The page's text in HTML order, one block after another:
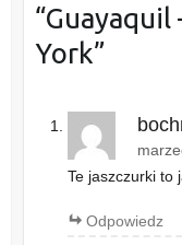
“Guayaquil
York”
Te jaszczurki to
Odpowiedz